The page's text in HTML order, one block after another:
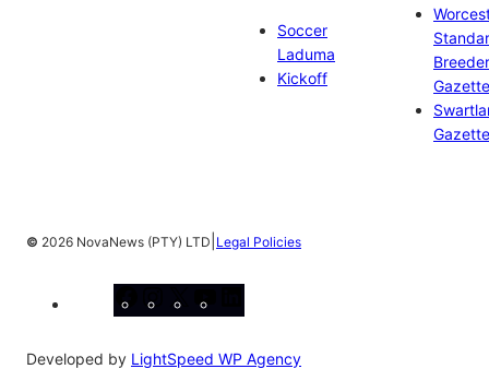
Soccer
Laduma
Kickoff
Gazette
Gazette
© 2026 NovaNews (PTY) LTD Legal Policies
Developed by LightSpeed WP Agency